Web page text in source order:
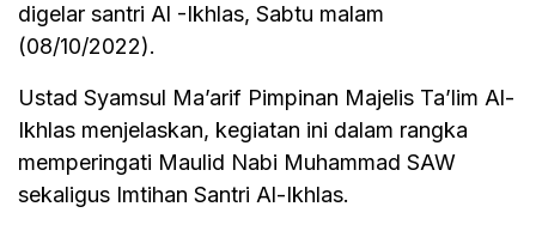
digelar santri Al -Ikhlas, Sabtu malam
(08/10/2022).
Ustad Syamsul Ma’arif Pimpinan Majelis Ta’lim Al-
Ikhlas menjelaskan, kegiatan ini dalam rangka
memperingati Maulid Nabi Muhammad SAW
sekaligus Imtihan Santri Al-Ikhlas.